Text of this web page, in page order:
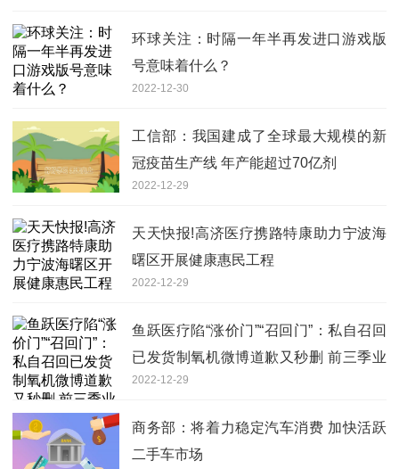
环球关注：时隔一年半再发进口游戏版
号意味着什么？
2022-12-30
工信部：我国建成了全球最大规模的新
冠疫苗生产线 年产能超过70亿剂
2022-12-29
天天快报!高济医疗携路特康助力宁波海
曙区开展健康惠民工程
2022-12-29
鱼跃医疗陷“涨价门”“召回门”：私自召回
已发货制氧机微博道歉又秒删 前三季业
绩下滑
2022-12-29
商务部：将着力稳定汽车消费 加快活跃
二手车市场